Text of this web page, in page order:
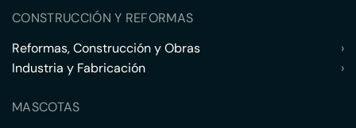
CONSTRUCCIÓN Y REFORMAS
Reformas, Construcción y Obras
›
Industria y Fabricación
›
MASCOTAS